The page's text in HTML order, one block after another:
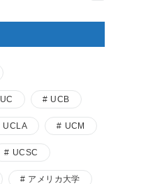
UC UCB
UCLA UCM
UCSC
アメリカ大学